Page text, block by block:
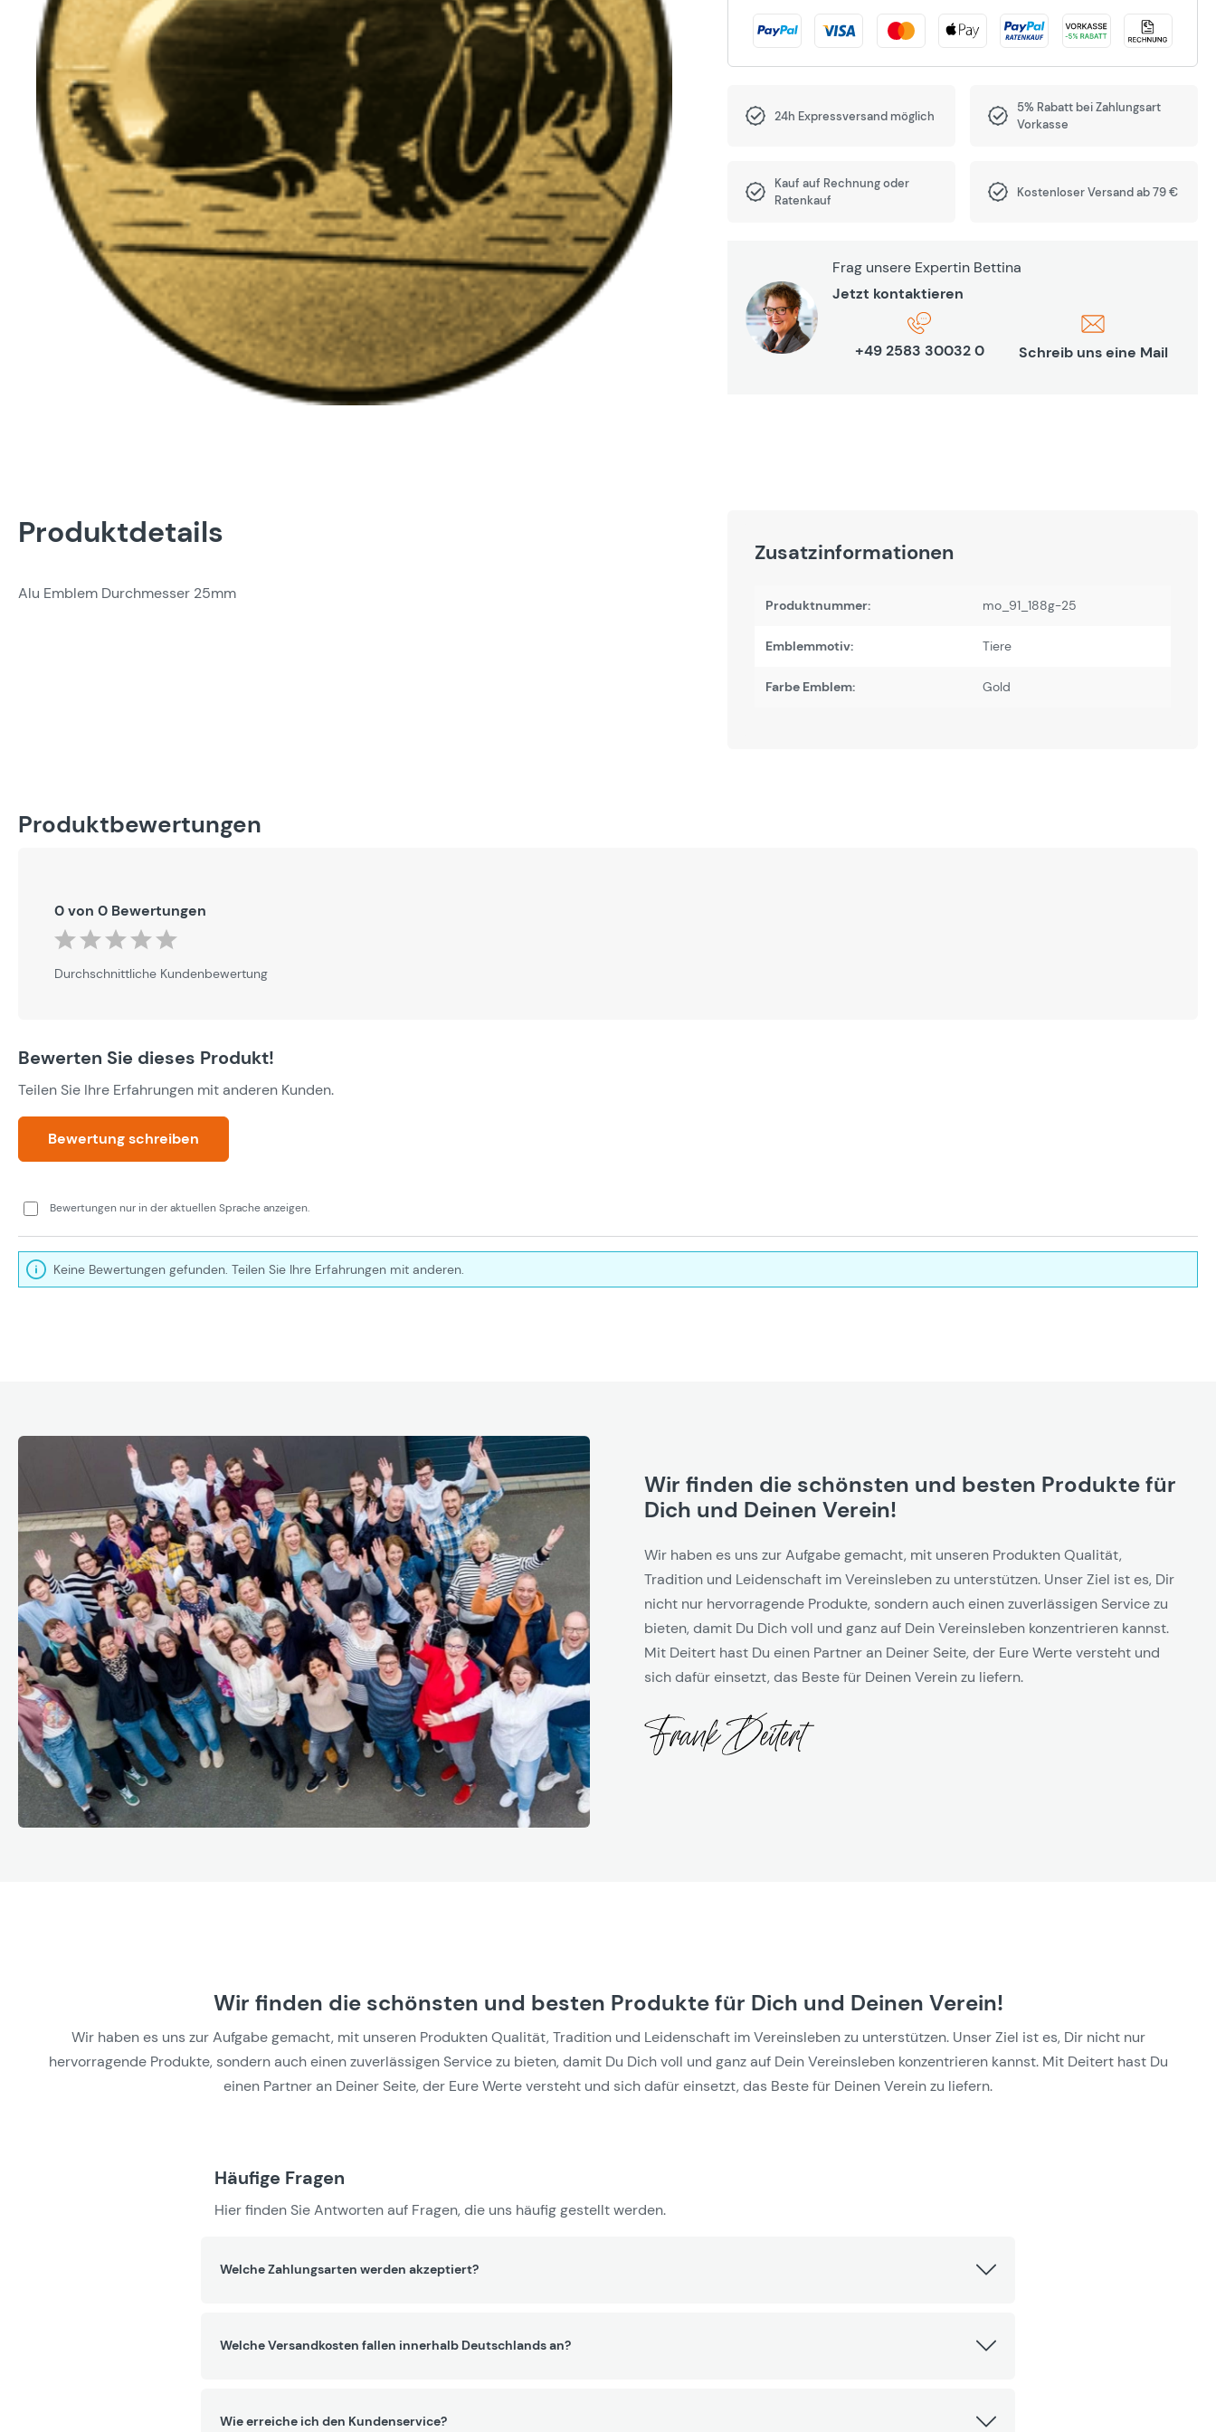
24h Expressversand möglich
5% Rabatt bei Zahlungsart
Vorkasse
Kauf auf Rechnung oder
Ratenkauf
Kostenloser Versand ab 79 €
Frag unsere Expertin Bettina
Jetzt kontaktieren
+49 2583 30032 0 Schreib uns eine Mail
Produktdetails
Alu Emblem Durchmesser 25mm
Zusatzinformationen
Produktnummer: mo_91_188g-25
Emblemmotiv: Tiere
Farbe Emblem: Gold
Produktbewertungen
0 von 0 Bewertungen
Durchschnittliche Bewertung von 0 von 5 Sternen
Durchschnittliche Kundenbewertung
Bewerten Sie dieses Produkt!
Teilen Sie Ihre Erfahrungen mit anderen Kunden.
Bewertung schreiben
Bewertungen nur in der aktuellen Sprache anzeigen.
Keine Bewertungen gefunden. Teilen Sie Ihre Erfahrungen mit anderen.
Wir finden die schönsten und besten Produkte für
Dich und Deinen Verein!
Wir haben es uns zur Aufgabe gemacht, mit unseren Produkten Qualität,
Tradition und Leidenschaft im Vereinsleben zu unterstützen. Unser Ziel ist es, Dir
nicht nur hervorragende Produkte, sondern auch einen zuverlässigen Service zu
bieten, damit Du Dich voll und ganz auf Dein Vereinsleben konzentrieren kannst.
Mit Deitert hast Du einen Partner an Deiner Seite, der Eure Werte versteht und
sich dafür einsetzt, das Beste für Deinen Verein zu liefern.
Wir finden die schönsten und besten Produkte für Dich und Deinen Verein!
Wir haben es uns zur Aufgabe gemacht, mit unseren Produkten Qualität, Tradition und Leidenschaft im Vereinsleben zu unterstützen. Unser Ziel ist es, Dir nicht nur
hervorragende Produkte, sondern auch einen zuverlässigen Service zu bieten, damit Du Dich voll und ganz auf Dein Vereinsleben konzentrieren kannst. Mit Deitert hast Du
einen Partner an Deiner Seite, der Eure Werte versteht und sich dafür einsetzt, das Beste für Deinen Verein zu liefern.
Häufige Fragen
Hier finden Sie Antworten auf Fragen, die uns häufig gestellt werden.
Welche Zahlungsarten werden akzeptiert?
Welche Versandkosten fallen innerhalb Deutschlands an?
Wie erreiche ich den Kundenservice?